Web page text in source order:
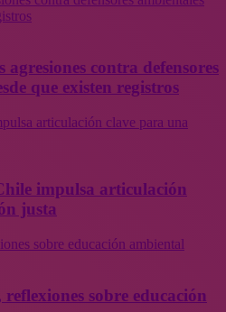
agresiones contra defensores
que existen registros
articulación clave para una
impulsa articulación
justa
sobre educación ambiental
sobre educación